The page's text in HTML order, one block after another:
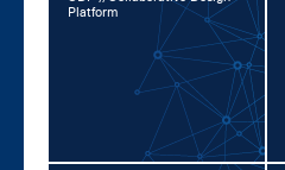
Plat­form